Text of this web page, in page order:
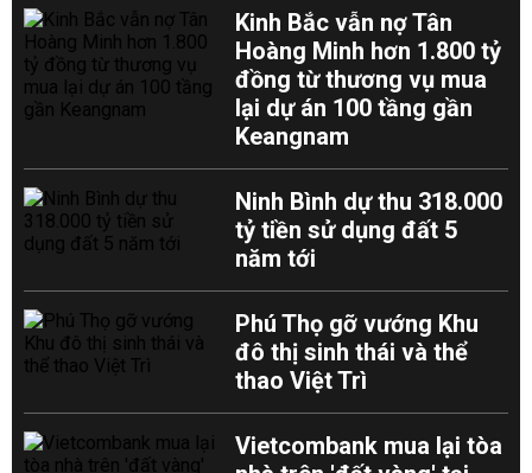
Kinh Bắc vẫn nợ Tân
Hoàng Minh hơn 1.800 tỷ
đồng từ thương vụ mua
lại dự án 100 tầng gần
Keangnam
Ninh Bình dự thu 318.000
tỷ tiền sử dụng đất 5
năm tới
Phú Thọ gỡ vướng Khu
đô thị sinh thái và thể
thao Việt Trì
Vietcombank mua lại tòa